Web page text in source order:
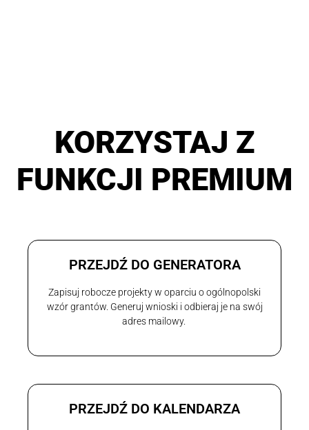
KORZYSTAJ Z
FUNKCJI PREMIUM
PRZEJDŹ DO GENERATORA
Zapisuj robocze projekty w oparciu o ogólnopolski
wzór grantów. Generuj wnioski i odbieraj je na swój
adres mailowy.
PRZEJDŹ DO KALENDARZA